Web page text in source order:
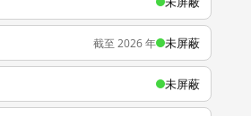
截至 2026 年 未屏蔽
未屏蔽